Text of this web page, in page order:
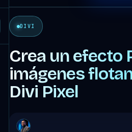
DIVI
Crea un efecto
imágenes
Divi Pixel